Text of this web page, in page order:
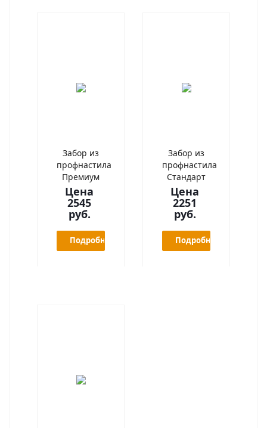
Забор из
профнастила
Премиум
Цена
2545
руб.
Подробнее
Забор из
профнастила
Стандарт
Цена
2251
руб.
Подробнее